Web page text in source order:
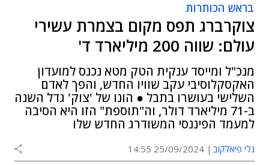
בראש הכותרות
צוקרברג תפס מקום בצמרת עשירי
עולם: שווה 200 מיליארד ד'
מנכ"ל ומייסד ענקית הטק מטא נכנס למועדון
האקסקלוסיבי עקב שוויו החדש, והפך לאדם
השלישי בעושרו בתבל ● הונו של 'צוק' גדל השנה
ב-71 מיליארד דולר, וה"תוספת" הזו היא הסיבה
למעמד הפיננסי המשודרג החדש שלו
גלי פיאלקוב 25/09/2024 14:55